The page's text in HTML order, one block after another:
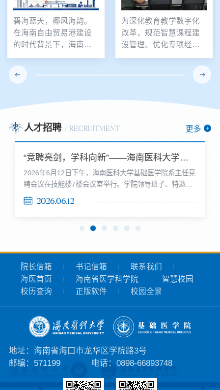
碧海蓝天，椰风海韵。
在海南自由贸易港建设
的时代背景下，海南医
科大学基础医学院立足
热带医学研究领域，持
续推动医学教育与科研
名师荟萃学院前身为
部，溯源于1947年的医
余载砥砺深耕，已成长
为海南省医学教育与科
研的重要高地。学院建
有第三批“全国高校黄大
年式教师团队”，于2024
教职工206人，其中专任
为深化教育教学数字化
改革，规范智慧课程建
设管理、优化专项经费
配置，7月14日上午，海
南医科大学基础医学院
在润深楼南306会议室举
设规划答辩会。教务处
授、董站玲教授担任评
晓丽主持会议，全院26
项智慧课程负责人参与
现场答辩。 本次评审采
用“5分钟PPT汇报+3分
案、经费规划、预期成
人才招聘 RECRUITMENT 更多
“竞聘亮剑，学科向新”——海南医科大学基础医学院第一期系主任竞聘会顺利举行
2026年6月12日下午，海南医科大学基础医学院系主任竞
聘会议在技能楼7楼会议室举行。学院领导班子、特邀评
审专家及相关教研室教职工齐聚一堂，共同见证两位海内
外领军人才围绕病原生物学与免疫学系、生理学与病理生
有官话套话。20分钟汇报、10分钟答辩，评委犀利追
而是一场面向未来的学科蓝图竞逐。本次会议是学院深化
组织机构改革、...
2026.06.12
院长信箱 书记信箱
联系我们
海医首页
海南省医学科学院
智慧校园
校历查询
正版软件 校园全景
地址：海南省海口市龙华区学院路3号
邮编：571199
电话：0898-66893748